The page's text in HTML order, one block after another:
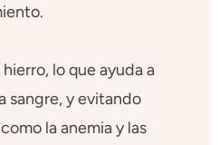
lo que ayuda a
sangre, y evitando
la anemia y las